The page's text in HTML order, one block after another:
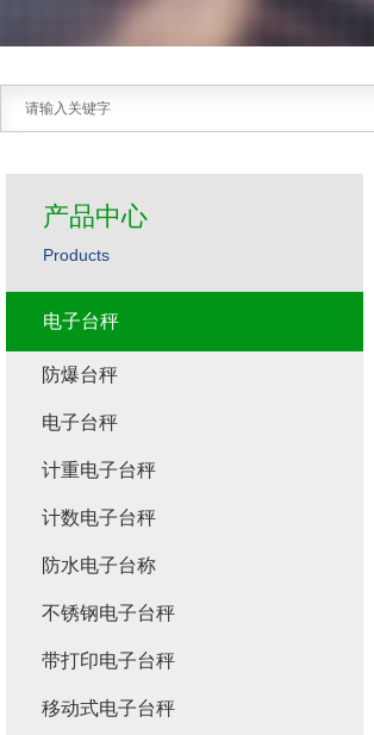
产品中心
Products
电子台秤
防爆台秤
电子台秤
计重电子台秤
计数电子台秤
防水电子台称
不锈钢电子台秤
带打印电子台秤
移动式电子台秤